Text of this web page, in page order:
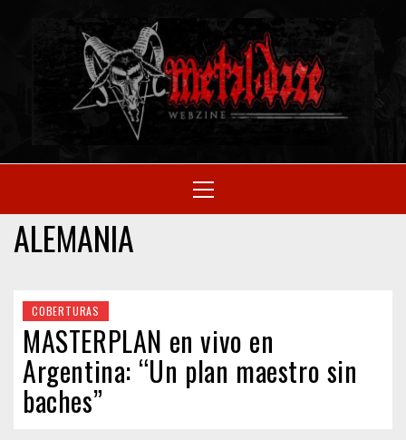
SITIO OFICIAL
Menu
ALEMANIA
COBERTURAS
MASTERPLAN en vivo en
Argentina: “Un plan maestro sin
baches”